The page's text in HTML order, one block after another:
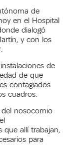
de
en el Hospital
dialogó
y con los
de
de que
contagiados
cuadros.
del nosocomio
que allí trabajan,
para